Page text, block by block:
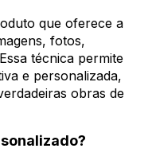
que oferece a
fotos,
técnica permite
e personalizada,
obras de